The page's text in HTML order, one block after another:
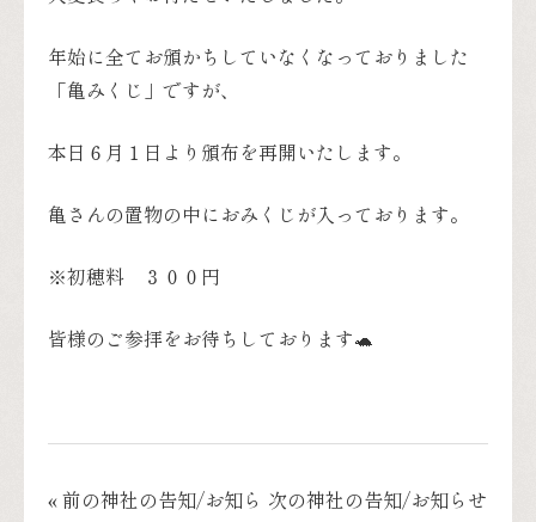
年始に全てお頒かちしていなくなっておりました
「亀みくじ」ですが、
本日６月１日より頒布を再開いたします。
亀さんの置物の中におみくじが入っております。
※初穂料 ３００円
皆様のご参拝をお待ちしております🐢
« 前の神社の告知/お知ら 次の神社の告知/お知らせ